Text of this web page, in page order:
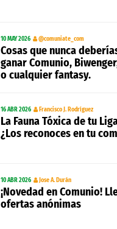
10 MAY 2026 @comuniate_com
Cosas que nunca
ganar Comunio,
o cualquier fantasy.
16 ABR 2026 Francisco J. Rodríguez
La Fauna Tóxica de tu
¿Los reconoces en tu
10 ABR 2026 Jose A. Durán
¡Novedad en Comunio!
ofertas anónimas